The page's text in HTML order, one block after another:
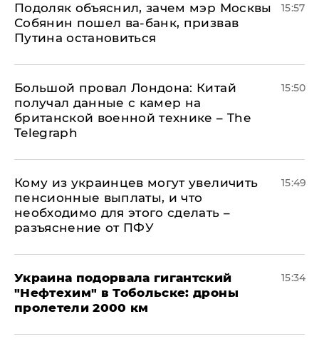
Подоляк объяснил, зачем мэр Москвы
Собянин пошел ва-банк, призвав
Путина остановиться
15:57
Большой провал Лондона: Китай
получал данные с камер на
британской военной технике – The
Telegraph
15:50
Кому из украинцев могут увеличить
пенсионные выплаты, и что
необходимо для этого сделать –
разъяснение от ПФУ
15:49
Украина подорвала гигантский
"Нефтехим" в Тобольске: дроны
пролетели 2000 км
15:34